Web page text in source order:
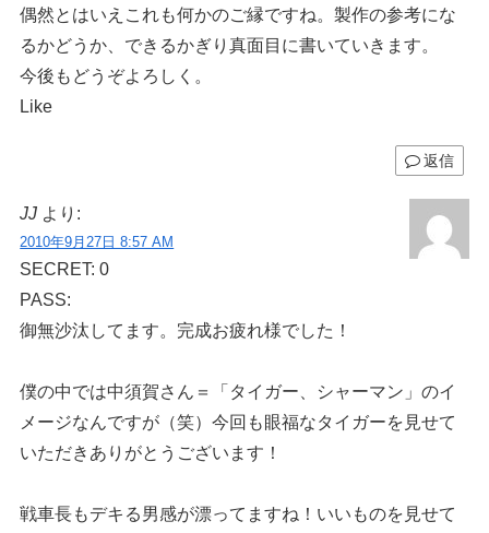
偶然とはいえこれも何かのご縁ですね。製作の参考にな
るかどうか、できるかぎり真面目に書いていきます。
今後もどうぞよろしく。
Like
返信
JJ より:
2010年9月27日 8:57 AM
SECRET: 0
PASS:
御無沙汰してます。完成お疲れ様でした！
僕の中では中須賀さん＝「タイガー、シャーマン」のイ
メージなんですが（笑）今回も眼福なタイガーを見せて
いただきありがとうございます！
戦車長もデキる男感が漂ってますね！いいものを見せて